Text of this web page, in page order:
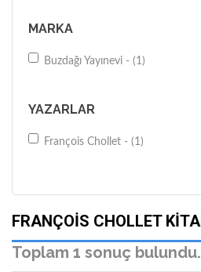
MARKA
Buzdağı Yayınevi - (1)
YAZARLAR
François Chollet - (1)
FRANÇOIS CHOLLET
Toplam 1 sonuç bulundu.